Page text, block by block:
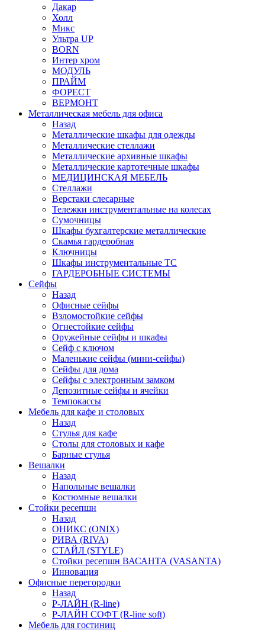
Дакар
Холл
Микс
Ультра UP
BORN
Интер хром
МОДУЛЬ
ПРАЙМ
ФОРЕСТ
ВЕРМОНТ
Металлическая мебель для офиса
Назад
Металлические шкафы для одежды
Металлические стеллажи
Металлические архивные шкафы
Металлические картотечные шкафы
МЕДИЦИНСКАЯ МЕБЕЛЬ
Стеллажи
Верстаки слесарные
Тележки инструментальные на колесах
Сумочницы
Шкафы бухгалтерские металлические
Скамья гардеробная
Ключницы
Шкафы инструментальные ТС
ГАРДЕРОБНЫЕ СИСТЕМЫ
Сейфы
Назад
Офисные сейфы
Взломостойкие сейфы
Огнестойкие сейфы
Оружейные сейфы и шкафы
Сейф с ключом
Маленькие сейфы (мини-сейфы)
Сейфы для дома
Сейфы с электронным замком
Депозитные сейфы и ячейки
Темпокассы
Мебель для кафе и столовых
Назад
Стулья для кафе
Столы для столовых и кафе
Барные стулья
Вешалки
Назад
Напольные вешалки
Костюмные вешалки
Стойки ресепшн
Назад
ОНИКС (ONIX)
РИВА (RIVA)
СТАЙЛ (STYLE)
Стойки ресепшн ВАСАНТА (VASANTA)
Инновация
Офисные перегородки
Назад
Р-ЛАЙН (R-line)
Р-ЛАЙН СОФТ (R-line soft)
Мебель для гостиниц